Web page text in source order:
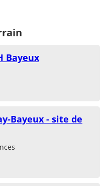
Bayeux
Bayeux - site de